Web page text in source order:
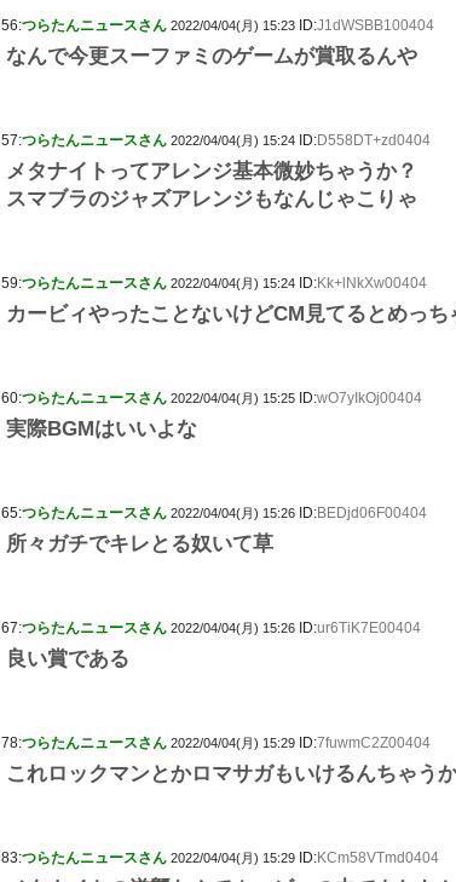
56:つらたんニュースさん 2022/04/04(月) 15:23 ID:J1dWSBB100404
なんで今更スーファミのゲームが賞取るんや
57:つらたんニュースさん 2022/04/04(月) 15:24 ID:D558DT+zd0404
メタナイトってアレンジ基本微妙ちゃうか？
スマブラのジャズアレンジもなんじゃこりゃ
59:つらたんニュースさん 2022/04/04(月) 15:24 ID:Kk+lNkXw00404
カービィやったことないけどCM見てるとめっ
60:つらたんニュースさん 2022/04/04(月) 15:25 ID:wO7yIkOj00404
実際BGMはいいよな
65:つらたんニュースさん 2022/04/04(月) 15:26 ID:BEDjd06F00404
所々ガチでキレとる奴いて草
67:つらたんニュースさん 2022/04/04(月) 15:26 ID:ur6TiK7E00404
良い賞である
78:つらたんニュースさん 2022/04/04(月) 15:29 ID:7fuwmC2Z00404
これロックマンとかロマサガもいけるんちゃう
83:つらたんニュースさん 2022/04/04(月) 15:29 ID:KCm58VTmd0404